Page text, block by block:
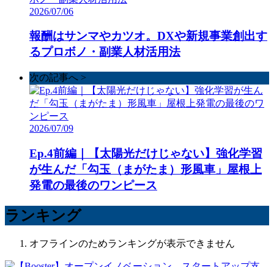
2026/07/06
報酬はサンマやカツオ。DXや新規事業創出す
るプロボノ・副業人材活用法
次の記事へ >
2026/07/09
Ep.4前編｜【太陽光だけじゃない】強化学習
が生んだ「勾玉（まがたま）形風車」屋根上
発電の最後のワンピース
ランキング
オフラインのためランキングが表示できません